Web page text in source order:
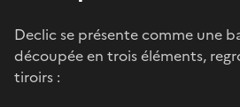
Declic se présente comme une
découpée en trois éléments,
tiroirs :